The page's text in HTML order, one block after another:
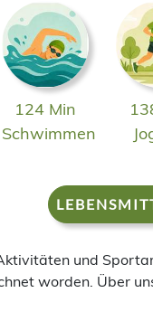
124 Min
Schwimmen
und
worden. Über